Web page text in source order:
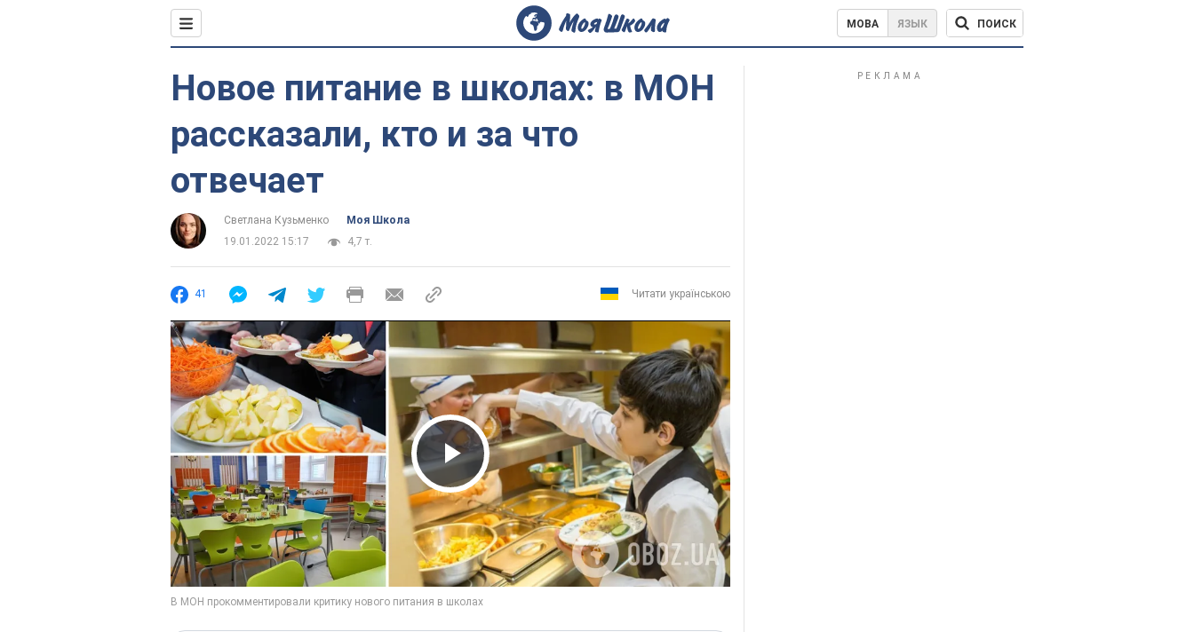
МОВА ЯЗЫК ПОИСК
Новое питание в школах: в МОН
рассказали, кто и за что
отвечает
Светлана Кузьменко
Моя Школа
19.01.2022 15:17
4,7 т.
41 Читати українською
Play Video